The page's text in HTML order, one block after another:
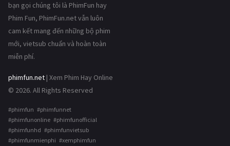
bạn gọi chúng tôi là PhimFun hay
Phim Fun, PhimFun.net vẫn luôn
cam kết mang đến những bộ phim
mới, vietsub chuẩn và hoàn toàn
miễn phí.
phimfun.net | Xem Phim Hay Online
© 2026. All Rights Reserved
#phimfun #phimfunnet
#phimfunonline #phimfunofficial
#phimfunhd #phimfunvietsub
#phimfunmienphi #xemphimfun